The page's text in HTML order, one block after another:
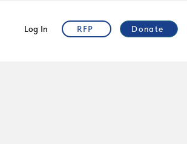
Log In RFP Donate